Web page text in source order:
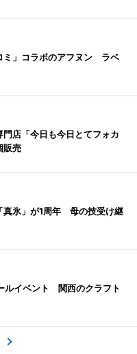
ミ」コラボのアフヌン ラベ
店「今日も今日とてフォカ
販売
真氷」が1周年 母の技受け継
ルイベント 関西のクラフト